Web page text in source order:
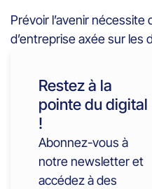
Prévoir l’avenir
d’entreprise axée sur les
Restez à la
pointe du digital
!
Abonnez-vous à
notre newsletter et
accédez à des